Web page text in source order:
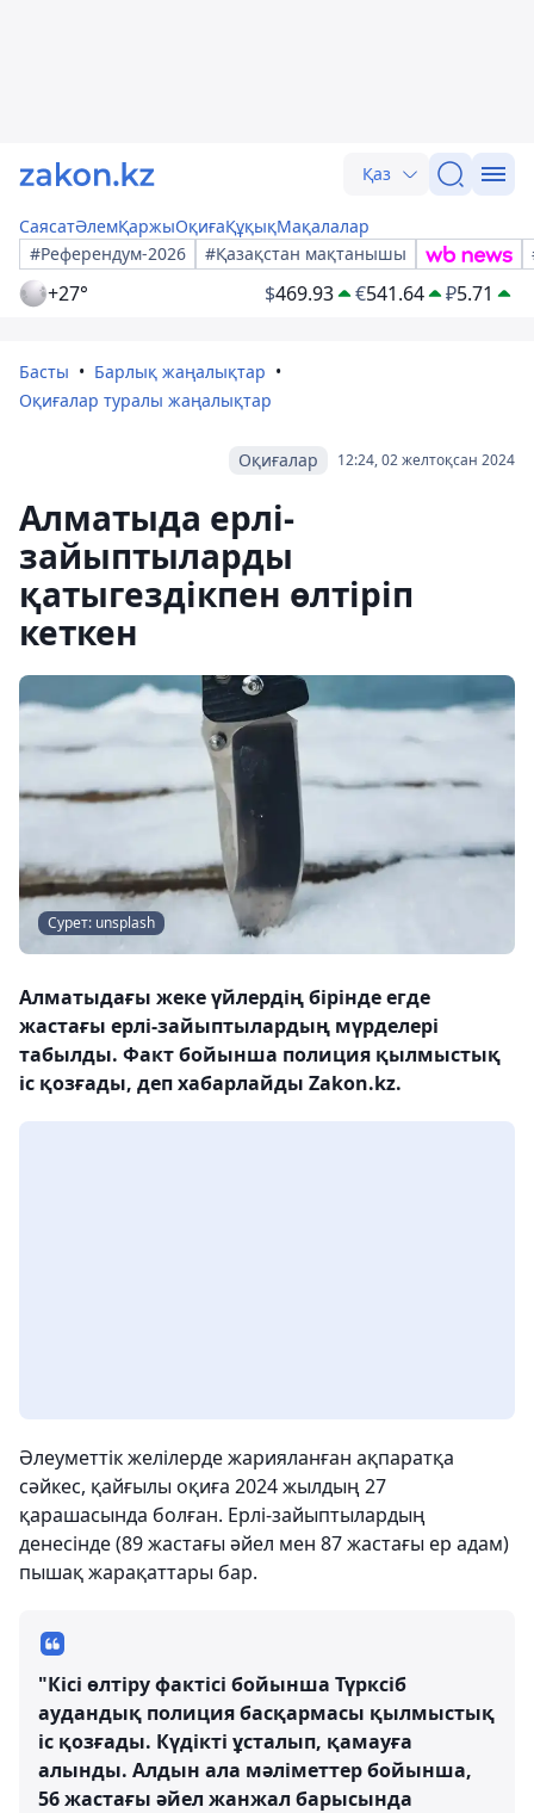
Қаз
СаясатӘлемҚаржыОқиғаҚұқықМақалалар
#Референдум-2026
#Қазақстан мақтанышы
+27° $469.93 €541.64 ₽5.71
Басты
Барлық жаңалықтар
Оқиғалар туралы жаңалықтар
12:24, 02 желтоқсан 2024
Оқиғалар
Алматыда ерлі-
зайыптыларды
қатыгездікпен өлтіріп
кеткен
Сурет: unsplash
Алматыдағы жеке үйлердің бірінде егде
жастағы ерлі-зайыптылардың мүрделері
табылды. Факт бойынша полиция қылмыстық
іс қозғады, деп хабарлайды Zakon.kz.
Әлеуметтік желілерде жарияланған ақпаратқа
сәйкес, қайғылы оқиға 2024 жылдың 27
қарашасында болған. Ерлі-зайыптылардың
денесінде (89 жастағы әйел мен 87 жастағы ер адам)
пышақ жарақаттары бар.
"Кісі өлтіру фактісі бойынша Түрксіб
аудандық полиция басқармасы қылмыстық
іс қозғады. Күдікті ұсталып, қамауға
алынды. Алдын ала мәліметтер бойынша,
56 жастағы әйел жанжал барысында